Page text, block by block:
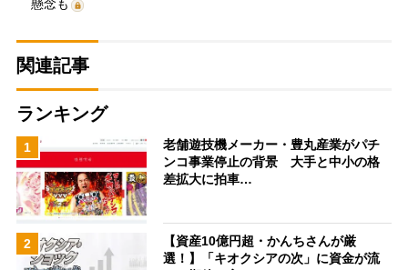
懸念も
関連記事
ランキング
1
老舗遊技機メーカー・豊丸産業がパチ
ンコ事業停止の背景 大手と中小の格
差拡大に拍車…
2
【資産10億円超・かんちさんが厳
選！】「キオクシアの次」に資金が流